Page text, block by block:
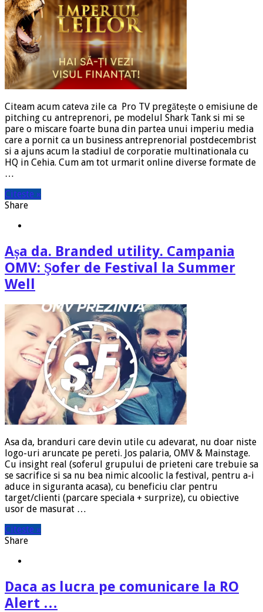
Citeam acum cateva zile ca Pro TV pregătește o emisiune de
pitching cu antreprenori, pe modelul Shark Tank si mi se
pare o miscare foarte buna din partea unui imperiu media
care a pornit ca un business antreprenorial postdecembrist
si a ajuns acum la stadiul de corporatie multinationala cu
HQ in Cehia. Cum am tot urmarit online diverse formate de
…
Citeste »
Share
Așa da. Branded utility. Campania
OMV: Şofer de Festival la Summer
Well
Asa da, branduri care devin utile cu adevarat, nu doar niste
logo-uri aruncate pe pereti. Jos palaria, OMV & Mainstage.
Cu insight real (soferul grupului de prieteni care trebuie sa
se sacrifice si sa nu bea nimic alcoolic la festival, pentru a-i
aduce in siguranta acasa), cu beneficiu clar pentru
target/clienti (parcare speciala + surprize), cu obiective
usor de masurat …
Citeste »
Share
Daca as lucra pe comunicare la RO
Alert …